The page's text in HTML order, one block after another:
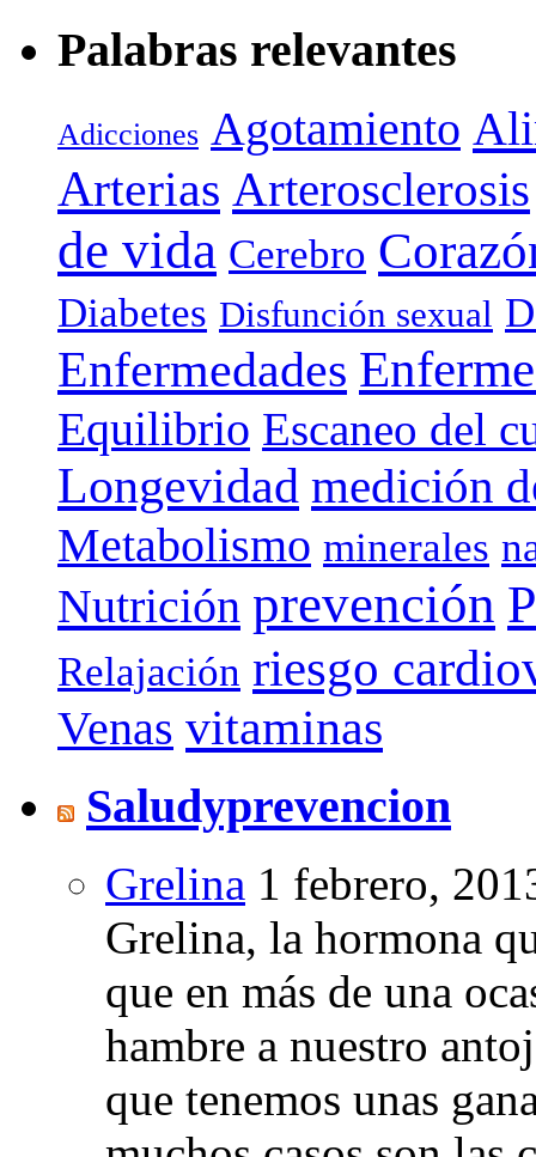
Palabras relevantes
Adicciones Agotamiento
Arterias Arterosclerosis
de vida Cerebro
Diabetes Disfunción sexual
Enfermedades
Equilibrio Escaneo del
Longevidad medición
Metabolismo minerales
Nutrición prevención
Relajación riesgo
Venas vitaminas
Saludyprevencion
Grelina 1 febrero,
Grelina, la hormona
que en más de una
hambre a nuestro
que tenemos unas